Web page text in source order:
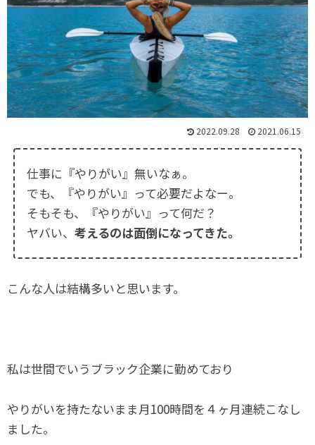
2022.09.28 2021.06.15
仕事に『やりがい』無いなぁ。
でも、『やりがい』って必要だよなー。
そもそも、『やりがい』って何だ？
ヤバい、 考えるのは面倒になってきた。
こんな人は結構多いと思います。
私は世間でいうブラック企業に勤めており
やりがいを持たないまま月100時間を４ヶ月連続こなし
ました。